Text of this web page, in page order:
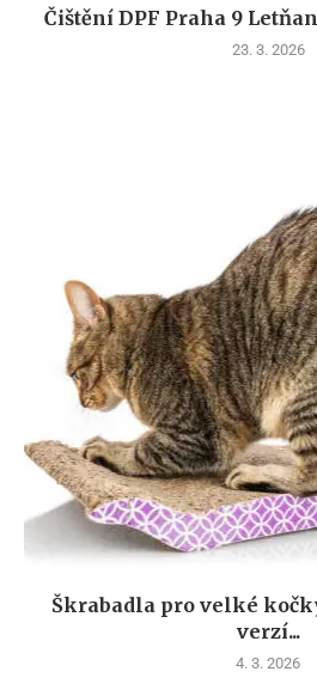
Čištění DPF Praha 9
23. 3. 2026
Škrabadla pro velké
verzí...
4. 3. 2026